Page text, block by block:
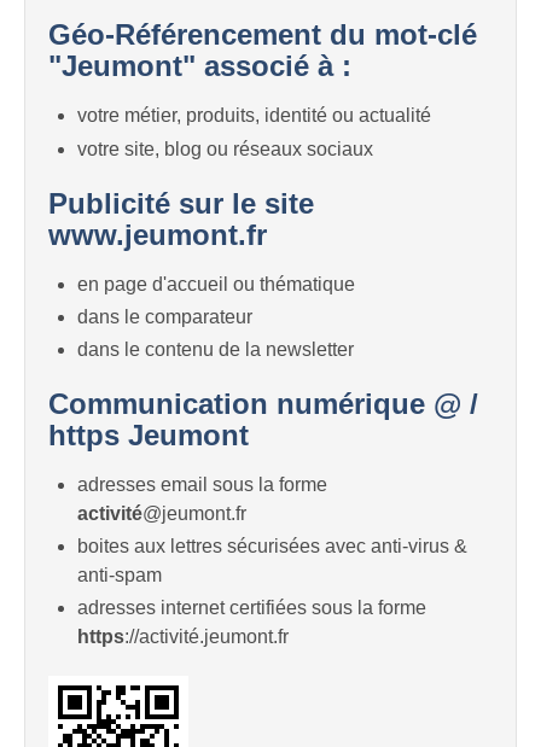
Géo-Référencement du mot-clé
"Jeumont" associé à :
votre métier, produits, identité ou actualité
votre site, blog ou réseaux sociaux
Publicité sur le site
www.jeumont.fr
en page d'accueil ou thématique
dans le comparateur
dans le contenu de la newsletter
Communication numérique @ /
https Jeumont
adresses email sous la forme
activité@jeumont.fr
boites aux lettres sécurisées avec anti-virus &
anti-spam
adresses internet certifiées sous la forme
https://activité.jeumont.fr